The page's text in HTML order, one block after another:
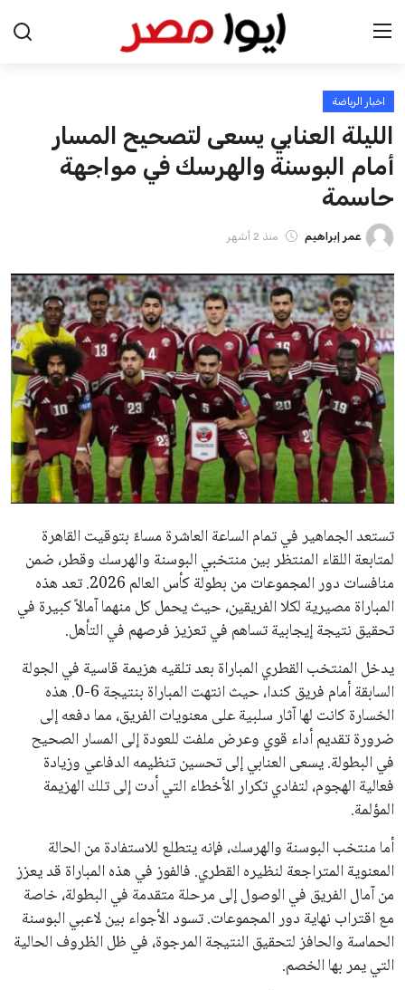
الرئيسية
اخبار مصر
عرب وعالم
اقتصاد
اخبار الرياضة
منوعات
فن وثقافة
علوم وتكنولوجيا
المرأة والجمال
محافظات
اخبار الرياضة
الليلة العنابي يسعى لتصحيح المسار
أمام البوسنة والهرسك في مواجهة
حاسمة
عمر إبراهيم منذ 2 أشهر
تستعد الجماهير في تمام الساعة العاشرة مساءً بتوقيت القاهرة
لمتابعة اللقاء المنتظر بين منتخبي البوسنة والهرسك وقطر، ضمن
منافسات دور المجموعات من بطولة كأس العالم 2026. تعد هذه
المباراة مصيرية لكلا الفريقين، حيث يحمل كل منهما آمالاً كبيرة في
تحقيق نتيجة إيجابية تساهم في تعزيز فرصهم في التأهل.
يدخل المنتخب القطري المباراة بعد تلقيه هزيمة قاسية في الجولة
السابقة أمام فريق كندا، حيث انتهت المباراة بنتيجة 6-0. هذه
الخسارة كانت لها آثار سلبية على معنويات الفريق، مما دفعه إلى
ضرورة تقديم أداء قوي وعرض ملفت للعودة إلى المسار الصحيح
في البطولة. يسعى العنابي إلى تحسين تنظيمه الدفاعي وزيادة
فعالية الهجوم، لتفادي تكرار الأخطاء التي أدت إلى تلك الهزيمة
المؤلمة.
أما منتخب البوسنة والهرسك، فإنه يتطلع للاستفادة من الحالة
المعنوية المتراجعة لنظيره القطري. فالفوز في هذه المباراة قد يعزز
من آمال الفريق في الوصول إلى مرحلة متقدمة في البطولة، خاصة
مع اقتراب نهاية دور المجموعات. تسود الأجواء بين لاعبي البوسنة
الحماسة والحافز لتحقيق النتيجة المرجوة، في ظل الظروف الحالية
التي يمر بها الخصم.